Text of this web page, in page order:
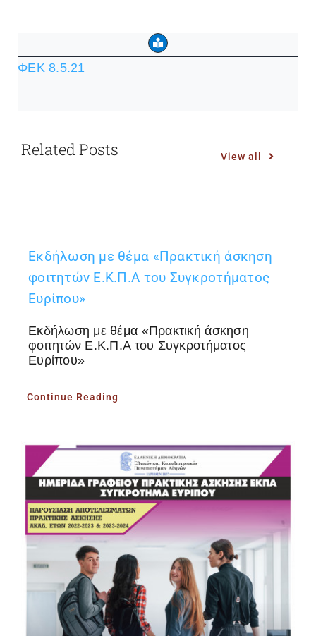
ΦΕΚ 8.5.21
Related Posts View all
Εκδήλωση με θέμα «Πρακτική άσκηση
φοιτητών Ε.Κ.Π.Α του Συγκροτήματος
Ευρίπου»
Εκδήλωση με θέμα «Πρακτική άσκηση
φοιτητών Ε.Κ.Π.Α του Συγκροτήματος
Ευρίπου»
Continue Reading